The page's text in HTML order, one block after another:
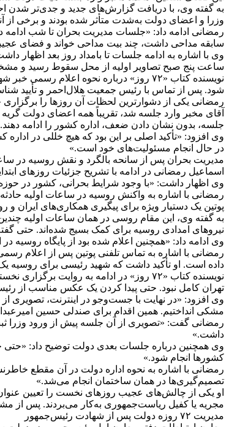
به گفته وی، با دریافت گزارش‌های جدید و جدی‌تر شدن
وزرا و اعضای دولت به‌شدت متأثر شده بودند و برخی از
رمضانی ادامه داد: «جلسات مدیریت بحران تا شب
سابقه مداحی داشت، چند بیت مداحی خواند و فضای
وی با اشاره به ادامه جلسات تا بامداد روز بعد
ساعت پنج صبح تصاویر اولیه از محل سقوط رسید و
نویسنده کتاب «۷۲ روز» درباره نحوه
شود. پس از تماس با رئیس جمعیت هلال‌احمر و تأیید
رمضانی یکی از دشوارترین لحظات آن روزها را
آقای مخبر وارد جلسه شد، تقریباً همه اعضای دولت
جلسه، بدون نشان دادن ضعف، اداره کشور را ادامه
وی افزود: «تأکید اصلی بر این بود که هیچ خللی در
در حال انجام مسئولیت‌های خود است.»
مدیریت بحران پس از سانحه بالگرد و نقش روسیه در
اسماعیل رمضانی در ادامه با تشریح جزئیات روزهای
وی اظهار داشت: «با وجود شرایط بحرانی، کشور در
رمضانی با اشاره به واکنش روسیه در ساعات اولیه
پوتین یک دستیار ویژه برای پیگیری همکاری‌های ایران
به گفته وی، این مقام روسی در همان ساعات اولیه
نیروهای امدادی روسیه برای کمک بسیج شده‌اند. حتی
وی ادامه داد: «همچنین اعلام شده بود از پایگاه روسیه
رمضانی با اشاره به تماس تلفنی پوتین پس از اعلام
داده است. او تأکید داشت که شهید رئیسی برای روسیه
نویسنده کتاب «۷۲ روز» در ادامه به
تهران کامل نبود. حتی پیدا کردن یک عکس مناسب از
وی افزود: «در نهایت با جست‌وجو در اینترنت، تصویری
مشکی انداختیم. همین اقدام برای صندلی حسین
رمضانی گفت: «تصویری از آن جلسه پیش از ورود وزرا
داشت.»
وی همچنین درباره جلسات بعدی دولت توضیح داد:
کشورها انجام شود.»
رمضانی با اشاره به نحوه اداره دولت در آن مقطع
تصمیم‌گیری‌ها در همان ساختمان انجام می‌شد.»
او یکی از چالش‌های عجیب روزهای نخست را تعیین
مجریه یا کفیل ریاست‌جمهوری به‌کار می‌بردند. پس از
مدیریت ۷۲ روزه دولت پس از شهادت رئیس‌جمهور